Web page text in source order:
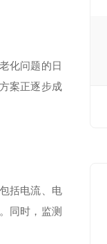
化问题的日
案正逐步成
括电流、电
同时，监测